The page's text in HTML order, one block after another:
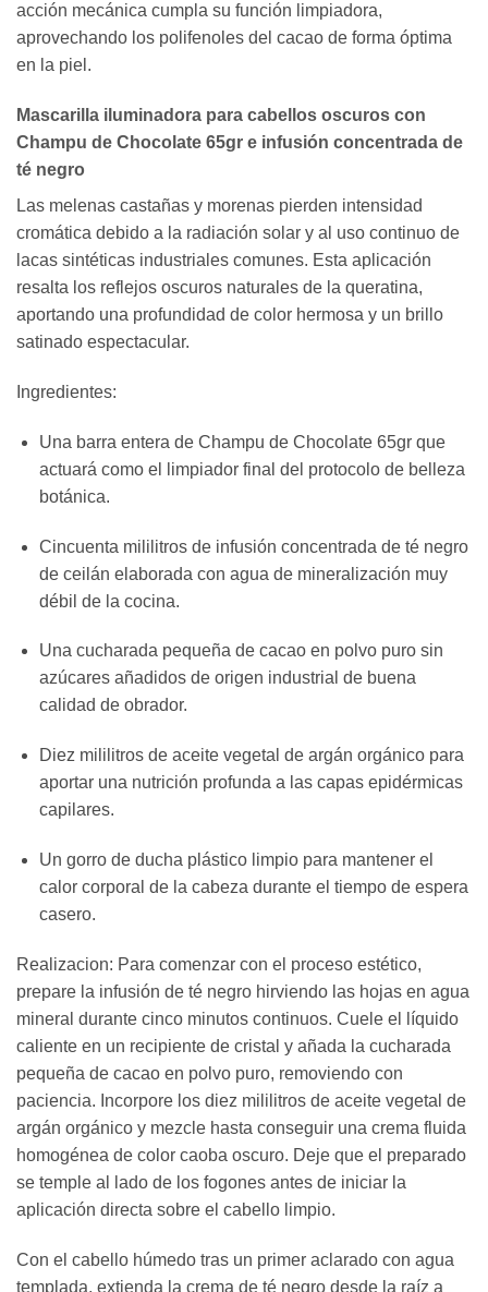
acción mecánica cumpla su función limpiadora,
aprovechando los polifenoles del cacao de forma óptima
en la piel.
Mascarilla iluminadora para cabellos oscuros con
Champu de Chocolate 65gr e infusión concentrada de
té negro
Las melenas castañas y morenas pierden intensidad
cromática debido a la radiación solar y al uso continuo de
lacas sintéticas industriales comunes. Esta aplicación
resalta los reflejos oscuros naturales de la queratina,
aportando una profundidad de color hermosa y un brillo
satinado espectacular.
Ingredientes:
Una barra entera de Champu de Chocolate 65gr que
actuará como el limpiador final del protocolo de belleza
botánica.
Cincuenta mililitros de infusión concentrada de té negro
de ceilán elaborada con agua de mineralización muy
débil de la cocina.
Una cucharada pequeña de cacao en polvo puro sin
azúcares añadidos de origen industrial de buena
calidad de obrador.
Diez mililitros de aceite vegetal de argán orgánico para
aportar una nutrición profunda a las capas epidérmicas
capilares.
Un gorro de ducha plástico limpio para mantener el
calor corporal de la cabeza durante el tiempo de espera
casero.
Realizacion: Para comenzar con el proceso estético,
prepare la infusión de té negro hirviendo las hojas en agua
mineral durante cinco minutos continuos. Cuele el líquido
caliente en un recipiente de cristal y añada la cucharada
pequeña de cacao en polvo puro, removiendo con
paciencia. Incorpore los diez mililitros de aceite vegetal de
argán orgánico y mezcle hasta conseguir una crema fluida
homogénea de color caoba oscuro. Deje que el preparado
se temple al lado de los fogones antes de iniciar la
aplicación directa sobre el cabello limpio.
Con el cabello húmedo tras un primer aclarado con agua
templada, extienda la crema de té negro desde la raíz a